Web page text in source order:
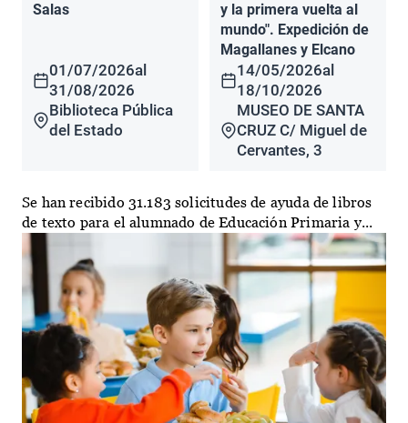
Salas
01/07/2026al
31/08/2026
Biblioteca Pública
del Estado
y la primera vuelta al
mundo". Expedición de
Magallanes y Elcano
14/05/2026al
18/10/2026
MUSEO DE SANTA
CRUZ C/ Miguel de
Cervantes, 3
Se han recibido 31.183 solicitudes de ayuda de libros
de texto para el alumnado de Educación Primaria y...